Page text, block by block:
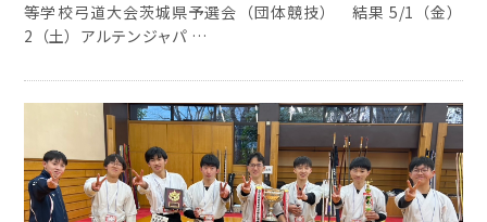
等学校弓道大会茨城県予選会（団体競技） 結果 5/1（金）
2（土）アルテンジャパ …